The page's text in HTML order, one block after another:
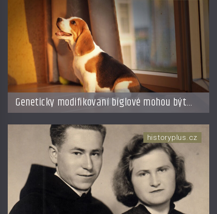
Geneticky modifikovaní bíglové mohou být
nadějí pro alergiky
historyplus.cz